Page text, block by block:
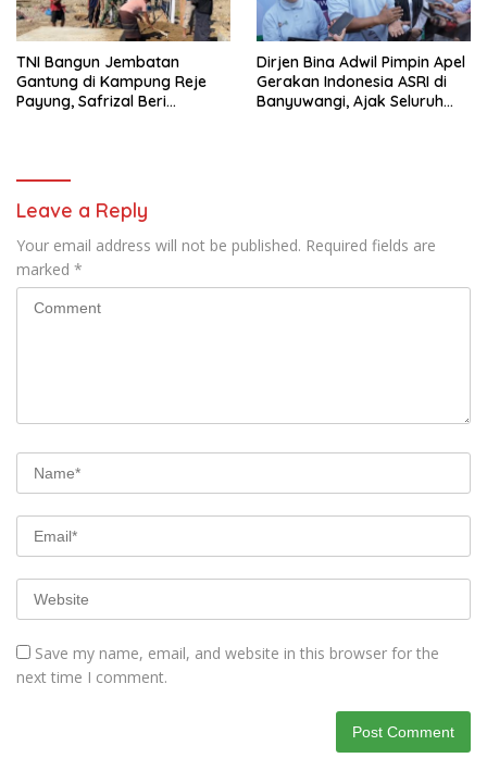
TNI Bangun Jembatan
Gantung di Kampung Reje
Payung, Safrizal Beri
Dirjen Bina Adwil Pimpin Apel
Gerakan Indonesia ASRI di
Banyuwangi, Ajak Seluruh
Leave a Reply
Your email address will not be published. Required fields are
marked *
Save my name, email, and website in this browser for the
next time I comment.